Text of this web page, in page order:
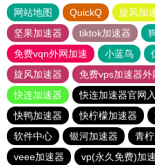
网站地图 QuickQ 旋风加
坚果加速器
tiktok加速器
免费vqn外网加速
小蓝鸟
旋风加速器
免费vps加速器外
快连加速器
快连加速器官网
快鸭加速器
快柠檬加速器
软件中心
银河加速器 青
veee加速器
vp(永久免费)加